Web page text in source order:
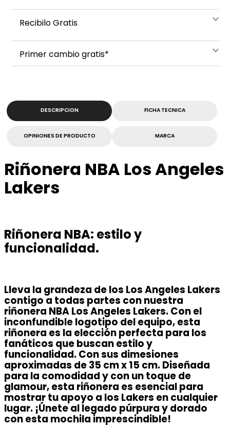
Recibilo Gratis
Primer cambio gratis*
DESCRIPCION FICHA TECNICA
OPINIONES DE PRODUCTO MARCA
Riñonera NBA Los Angeles
Lakers
Riñonera NBA: estilo y
funcionalidad.
Lleva la grandeza de los Los Angeles Lakers
contigo a todas partes con nuestra
riñonera NBA Los Angeles Lakers. Con el
inconfundible logotipo del equipo, esta
riñonera es la elección perfecta para los
fanáticos que buscan estilo y
funcionalidad. Con sus dimesiones
aproximadas de 35 cm x 15 cm. Diseñada
para la comodidad y con un toque de
glamour, esta riñonera es esencial para
mostrar tu apoyo a los Lakers en cualquier
lugar. ¡Únete al legado púrpura y dorado
con esta mochila imprescindible!